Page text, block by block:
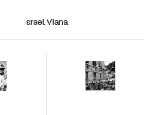
Israel Viana